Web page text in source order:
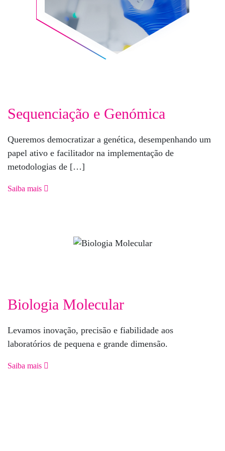
Sequenciação e Genómica
Queremos democratizar a genética, desempenhando um
papel ativo e facilitador na implementação de
metodologias de […]
Saiba mais
Biologia Molecular
Levamos inovação, precisão e fiabilidade aos
laboratórios de pequena e grande dimensão.
Saiba mais